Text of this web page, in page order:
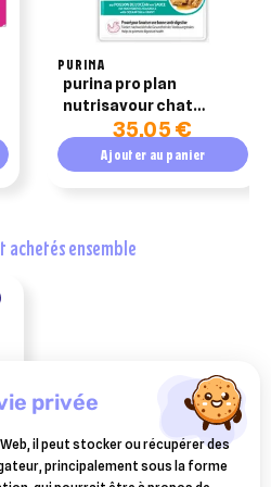
PURINA
purina pro plan
nutrisavour chat
delicate poisson
26x85g
35,05 €
Ajouter au panier
achetés ensemble
privée
il peut stocker ou récupérer des
principalement sous la forme